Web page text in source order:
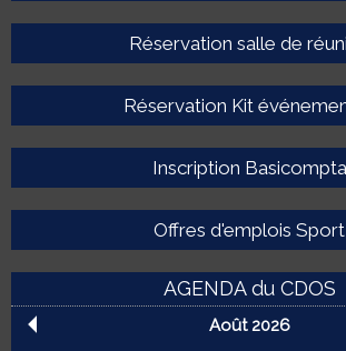
Réservation salle de
Réservation Kit
Inscription Basicompta
Offres d'emplois Sport
AGENDA du CDOS
Août 2026